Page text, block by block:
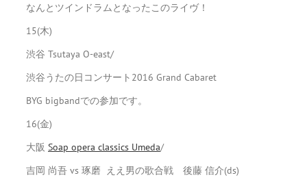
なんとツインドラムとなったこのライヴ！
15(木)
渋谷 Tsutaya O-east/
渋谷うたの日コンサート2016 Grand Cabaret
BYG bigbandでの参加です。
16(金)
大阪 Soap opera classics Umeda/
吉岡 尚吾 vs 琢磨 ええ男の歌合戦 後藤 信介(ds)